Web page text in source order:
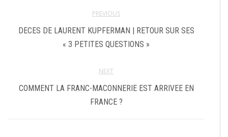
PREVIOUS
DECES DE LAURENT KUPFERMAN | RETOUR SUR SES
« 3 PETITES QUESTIONS »
NEXT
COMMENT LA FRANC-MACONNERIE EST ARRIVEE EN
FRANCE ?